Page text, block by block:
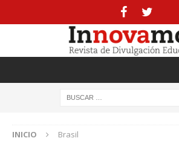
INICIO Brasil